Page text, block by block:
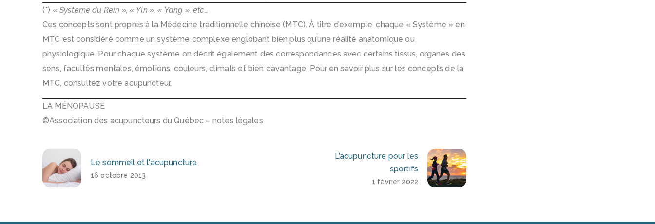
(*) « Système du Rein », « Yin », « Yang », etc…
Ces concepts sont propres à la Médecine traditionnelle chinoise (MTC). À titre d’exemple, chaque « Système » en
MTC est considéré comme un système complexe englobant bien plus qu’une réalité anatomique ou
physiologique. Pour chaque système on décrit également des correspondances avec certains tissus, organes des
sens, facultés mentales, émotions, couleurs, climats et bien davantage. Pour en savoir plus sur les concepts de la
MTC, consultez votre acupuncteur.
LA MÉNOPAUSE
©Association des acupuncteurs du Québec – notes légales
Le sommeil et l'acupuncture
16 octobre 2013
L’acupuncture pour les
sportifs
1 février 2022